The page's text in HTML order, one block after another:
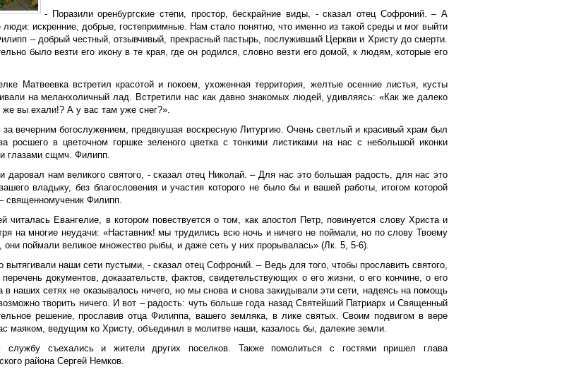
- Поразили оренбургские степи, простор, бескрайние виды, - сказал отец Софроний. – А
искренние, добрые, гостеприимные. Нам стало понятно, что именно из такой среды и мог выйти
– добрый честный, отзывчивый, прекрасный пастырь, послуживший Церкви и Христу до смерти.
было везти его икону в те края, где он родился, словно везти его домой, к людям, которые его
Матвеевка встретил красотой и покоем, ухоженная территория, желтые осенние листья, кусты
на меланхоличный лад. Встретили нас как давно знакомых людей, удивляясь: «Как же далеко
вы ехали!? А у вас там уже снег?».
вечерним богослужением, предвкушая воскресную Литургию. Очень светлый и красивый храм был
росшего в цветочном горшке зеленого цветка с тонкими листиками на нас с небольшой иконки
глазами сщмч. Филипп.
даровал нам великого святого, - сказал отец Николай. – Для нас это большая радость, для нас это
владыку, без благословения и участия которого не было бы и вашей работы, итогом которой
священномученик Филипп.
читалась Евангелие, в котором повествуется о том, как апостол Петр, повинуется слову Христа и
на многие неудачи: «Наставник! мы трудились всю ночь и ничего не поймали, но по слову Твоему
они поймали великое множество рыбы, и даже сеть у них прорывалась» (Лк. 5, 5-6).
вытягивали наши сети пустыми, - сказал отец Софроний. – Ведь для того, чтобы прославить святого,
документов, доказательств, фактов, свидетельствующих о его жизни, о его кончине, о его
в наших сетях не оказывалось ничего, но мы снова и снова закидывали эти сети, надеясь на помощь
творить ничего. И вот – радость: чуть больше года назад Святейший Патриарх и Священный
решение, прославив отца Филиппа, вашего земляка, в лике святых. Своим подвигом в вере
маяком, ведущим ко Христу, объединил в молитве наши, казалось бы, далекие земли.
службу съехались и жители других поселков. Также помолиться с гостями пришел глава
района Сергей Немков.